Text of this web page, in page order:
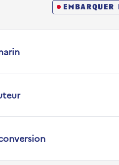
embarquer